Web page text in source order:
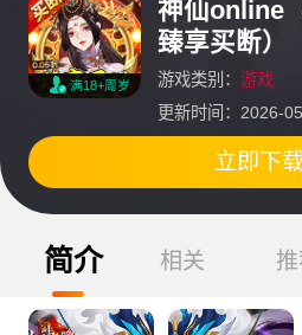
满18+周岁
神仙online
臻享买断）
游戏类别： 游戏
更新时间：2026-
立即下
简介 相关